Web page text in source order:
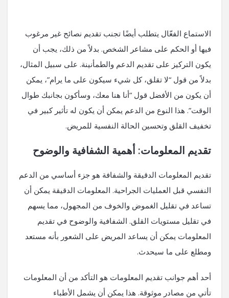
الاستماع الفعّال يتطلب أيضًا تجنب تقديم نصائح غير مرغوب
فيها أو الحكم على مشاعر الشخص. بدلاً من ذلك، يجب أن
يكون التركيز على تقديم الدعم والطمأنينة. على سبيل المثال،
بدلاً من قول “لا تقلق، كل شيء سيكون على ما يرام”، يمكن
أن يكون من الأفضل قول “أنا هنا معك، وسأكون بجانبك طوال
الوقت”. هذا النوع من الدعم يمكن أن يكون له تأثير كبير في
تخفيف القلق وتحسين الحالة النفسية للمريض.
تقديم المعلومات: أهمية الشفافية والوضوح
تقديم المعلومات الدقيقة والشفافة هو جزء أساسي من الدعم
النفسي قبل العمليات الجراحية. المعلومات الدقيقة يمكن أن
تساعد في تقليل الغموض والخوف من المجهول، مما يسهم
في تقليل مستويات القلق. الشفافية والوضوح في تقديم
المعلومات يمكن أن يساعد المريض على الشعور بأنه مستعد
ومطلع على ما سيحدث.
أحد أهم جوانب تقديم المعلومات هو التأكد من أن المعلومات
تأتي من مصادر موثوقة. هذا يمكن أن يشمل الأطباء